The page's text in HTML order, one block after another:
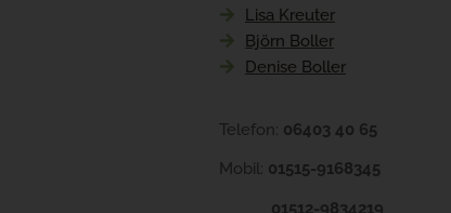
Lisa Kreuter
Björn Boller
Denise Boller
Telefon: 06403 40 65
Mobil: 01515-9168345
01512-9834219